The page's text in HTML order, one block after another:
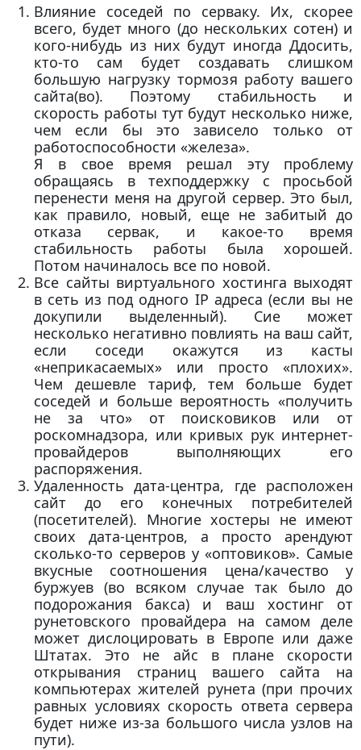
Влияние соседей по серваку. Их, скорее
всего, будет много (до нескольких сотен) и
кого-нибудь из них будут иногда Ддосить,
кто-то сам будет создавать слишком
большую нагрузку тормозя работу вашего
сайта(во). Поэтому стабильность и
скорость работы тут будут несколько ниже,
чем если бы это зависело только от
работоспособности «железа».
Я в свое время решал эту проблему
обращаясь в техподдержку с просьбой
перенести меня на другой сервер. Это был,
как правило, новый, еще не забитый до
отказа сервак, и какое-то время
стабильность работы была хорошей.
Потом начиналось все по новой.
Все сайты виртуального хостинга выходят
в сеть из под одного IP адреса (если вы не
докупили выделенный). Сие может
несколько негативно повлиять на ваш сайт,
если соседи окажутся из касты
«неприкасаемых» или просто «плохих».
Чем дешевле тариф, тем больше будет
соседей и больше вероятность «получить
не за что» от поисковиков или от
роскомнадзора, или кривых рук интернет-
провайдеров выполняющих его
распоряжения.
Удаленность дата-центра, где расположен
сайт до его конечных потребителей
(посетителей). Многие хостеры не имеют
своих дата-центров, а просто арендуют
сколько-то серверов у «оптовиков». Самые
вкусные соотношения цена/качество у
буржуев (во всяком случае так было до
подорожания бакса) и ваш хостинг от
рунетовского провайдера на самом деле
может дислоцировать в Европе или даже
Штатах. Это не айс в плане скорости
открывания страниц вашего сайта на
компьютерах жителей рунета (при прочих
равных условиях скорость ответа сервера
будет ниже из-за большого числа узлов на
пути).